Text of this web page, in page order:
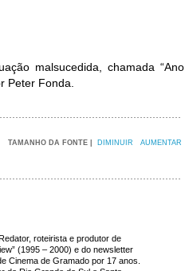
malsucedida, chamada “Ano
Peter Fonda.
TAMANHO DA FONTE | DIMINUIR AUMENTAR
roteirista e produtor de
(1995 – 2000) e do newsletter
Cinema de Gramado por 17 anos.